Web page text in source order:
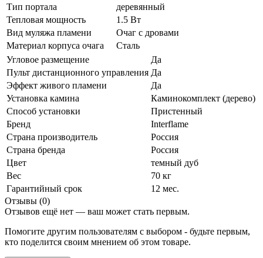
Тип портала
деревянный
Тепловая мощность
1.5 Вт
Вид муляжа пламени
Очаг с дровами
Материал корпуса очага
Сталь
Угловое размещение
Да
Пульт дистанционного управления Да
Эффект живого пламени
Да
Установка камина
Каминокомплект (дерево)
Способ установки
Пристенный
Бренд
Interflame
Страна производитель
Россия
Страна бренда
Россия
Цвет
темный дуб
Вес
70 кг
Гарантийный срок
12 мес.
Отзывы (0)
Отзывов ещё нет — ваш может стать первым.
Помогите другим пользователям с выбором - будьте первым,
кто поделится своим мнением об этом товаре.